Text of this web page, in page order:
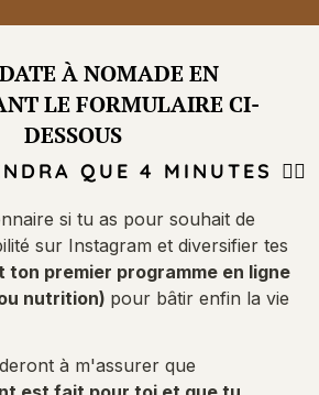
À NOMADE EN
LE FORMULAIRE CI-
DESSOUS
QUE 4 MINUTES 👇🏼